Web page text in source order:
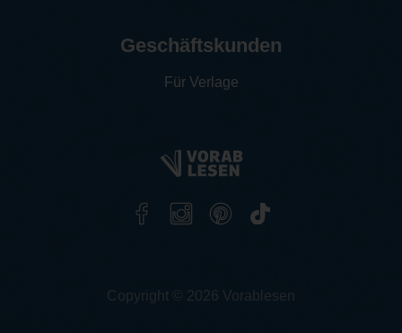
Geschäftskunden
Für Verlage
Copyright © 2026 Vorablesen